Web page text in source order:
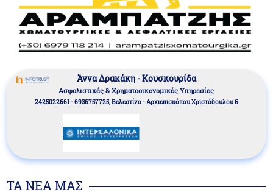
Άννα Δρακάκη - Κουσκουρίδα
Aσφαλιστικές & Χρηματοοικονομικές Υπηρεσίες
2425022661 - 6936757725, Βελεστίνο - Αρχιεπισκόπου Χριστόδουλου 6
ΤΑ ΝΕΑ ΜΑΣ